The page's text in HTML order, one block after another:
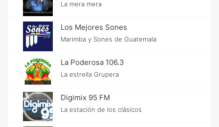
La mera mera
Los Mejores Sones
Marimba y Sones de Guatemala
La Poderosa 106.3
La estrella Grupera
Digimix 95 FM
La estación de los clásicos